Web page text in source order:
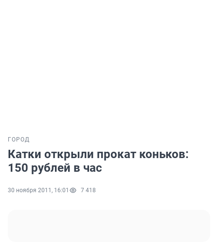
ГОРОД
Катки открыли прокат коньков:
150 рублей в час
30 ноября 2011, 16:01 7 418